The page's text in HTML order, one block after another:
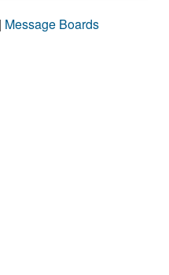
| Message Boards